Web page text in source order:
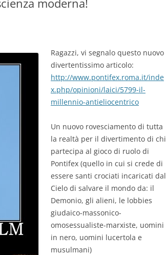
moderna!
Ragazzi, vi segnalo questo nuovo
divertentissimo articolo:
http://www.pontifex.roma.it/inde
x.php/opinioni/laici/5799-il-
millennio-antieliocentrico
Un nuovo rovesciamento di tutta
la realtà per il divertimento di chi
partecipa al gioco di ruolo di
Pontifex (quello in cui si crede di
essere santi crociati incaricati dal
Cielo di salvare il mondo da: il
Demonio, gli alieni, le lobbies
giudaico-massonico-
omosessualiste-marxiste, uomini
in nero, uomini lucertola e
musulmani)